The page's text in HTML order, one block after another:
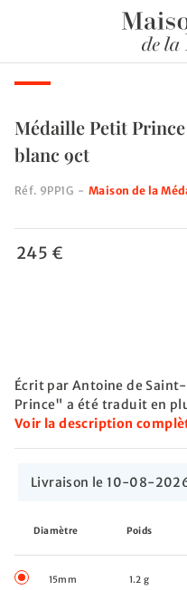
Médaille Petit
blanc 9ct
Réf. 9PP1G -Maison de la
245 €
Écrit par Antoine de
Prince" a été traduit en
Voir la description
Livraison le 10-08-
Diamètre Poids
15mm 1.2 g